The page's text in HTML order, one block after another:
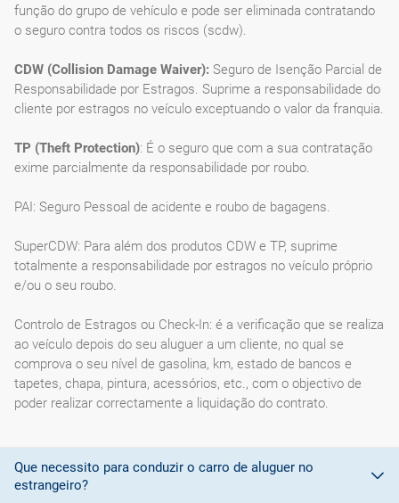
função do grupo de vehículo e pode ser eliminada contratando
o seguro contra todos os riscos (scdw).
CDW (Collision Damage Waiver): Seguro de Isenção Parcial de
Responsabilidade por Estragos. Suprime a responsabilidade do
cliente por estragos no veículo exceptuando o valor da franquia.
TP (Theft Protection): É o seguro que com a sua contratação
exime parcialmente da responsabilidade por roubo.
PAI: Seguro Pessoal de acidente e roubo de bagagens.
SuperCDW: Para além dos produtos CDW e TP, suprime
totalmente a responsabilidade por estragos no veículo próprio
e/ou o seu roubo.
Controlo de Estragos ou Check-In: é a verificação que se realiza
ao veículo depois do seu aluguer a um cliente, no qual se
comprova o seu nível de gasolina, km, estado de bancos e
tapetes, chapa, pintura, acessórios, etc., com o objectivo de
poder realizar correctamente a liquidação do contrato.
Que necessito para conduzir o carro de aluguer no
estrangeiro?